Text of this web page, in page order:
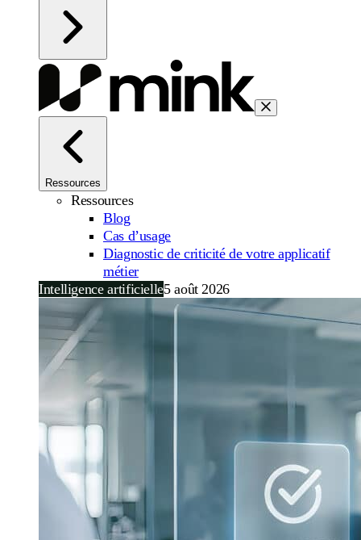
Ressources
Ressources
Blog
Cas d’usage
Diagnostic de criticité de votre applicatif
métier
Intelligence artificielle5 août 2026